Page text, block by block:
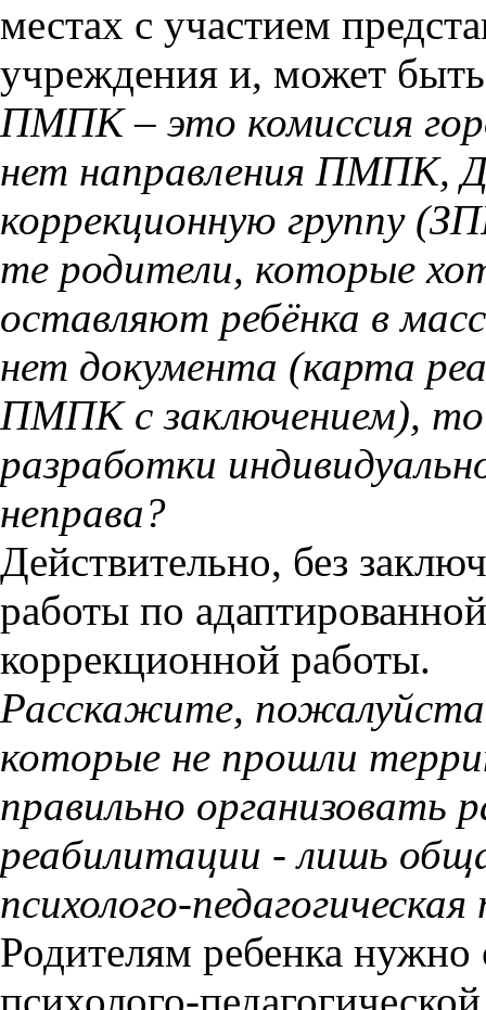
местах с участием
учреждения и, может
ПМПК – это комиссия
нет направления ПМПК,
коррекционную группу
те родители, которые
оставляют ребёнка в
нет документа (карта
ПМПК с заключением), то
разработки
неправа?
Действительно, без
работы по
коррекционной работы.
Расскажите,
которые не прошли
правильно организовать
реабилитации - лишь
психолого-
Родителям ребенка нужно